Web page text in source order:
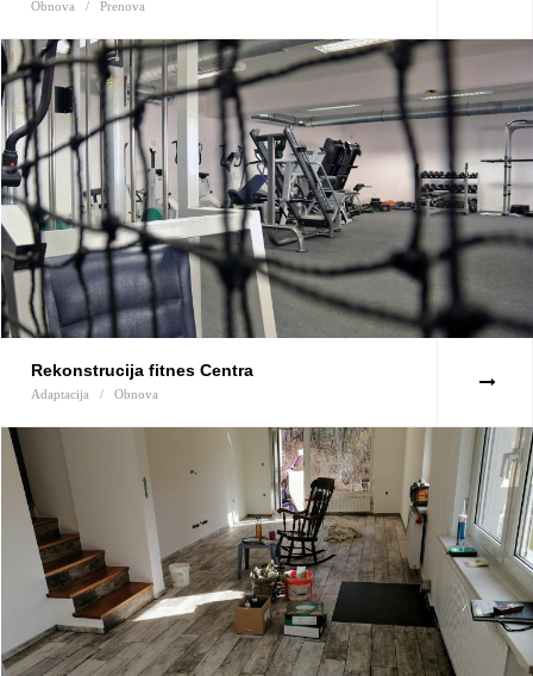
Obnova / Prenova
Rekonstrucija fitnes Centra
Adaptacija / Obnova